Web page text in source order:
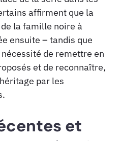
affirment que la
la famille noire à
ensuite – tandis que
de remettre en
et de reconnaître,
par les
et